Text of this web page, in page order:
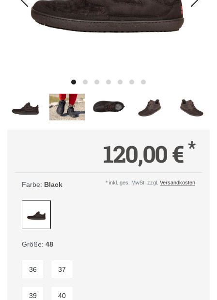
120,00 €*
* inkl. ges. MwSt. zzgl. Versandkosten
Farbe: Black
Größe: 48
36 37
39 40